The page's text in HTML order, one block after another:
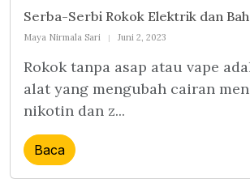
Serba-Serbi Rokok Elektrik dan
Maya Nirmala Sari Juni 2, 2023
Rokok tanpa asap atau vape
alat yang mengubah cairan
nikotin dan z...
Baca